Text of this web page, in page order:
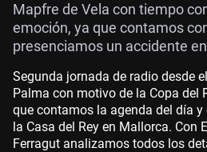
Mapfre de Vela con tiempo
emoción, ya que contamos
presenciamos un accidente
Segunda jornada de radio desde
Palma con motivo de la Copa del
que contamos la agenda del día
la Casa del Rey en Mallorca. Con
Ferragut analizamos todos los